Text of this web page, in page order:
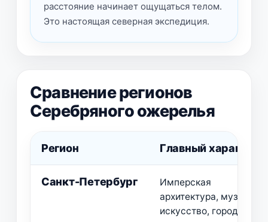
расстояние начинает ощущаться телом.
Это настоящая северная экспедиция.
Сравнение регионов
Серебряного ожерелья
Регион Главный характер
Санкт-Петербург
Имперская
архитектура, музеи,
искусство, городские